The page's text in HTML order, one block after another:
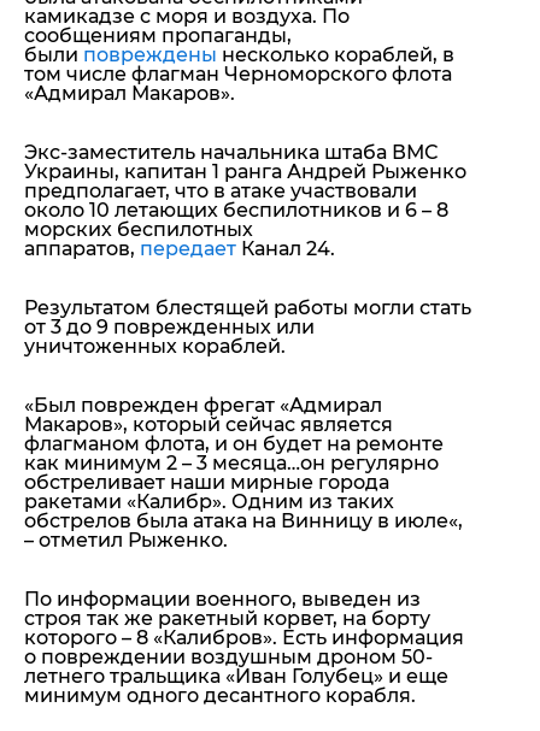
камикадзе с моря и воздуха. По
сообщениям пропаганды,
были повреждены несколько кораблей, в
том числе флагман Черноморского флота
«Адмирал Макаров».
Экс-заместитель начальника штаба ВМС
Украины, капитан 1 ранга Андрей Рыженко
предполагает, что в атаке участвовали
около 10 летающих беспилотников и 6 – 8
морских беспилотных
аппаратов, передает Канал 24.
Результатом блестящей работы могли стать
от 3 до 9 поврежденных или
уничтоженных кораблей.
«Был поврежден фрегат «Адмирал
Макаров», который сейчас является
флагманом флота, и он будет на ремонте
как минимум 2 – 3 месяца…он регулярно
обстреливает наши мирные города
ракетами «Калибр». Одним из таких
обстрелов была атака на Винницу в июле«,
– отметил Рыженко.
По информации военного, выведен из
строя так же ракетный корвет, на борту
которого – 8 «Калибров». Есть информация
о повреждении воздушным дроном 50-
летнего тральщика «Иван Голубец» и еще
минимум одного десантного корабля.